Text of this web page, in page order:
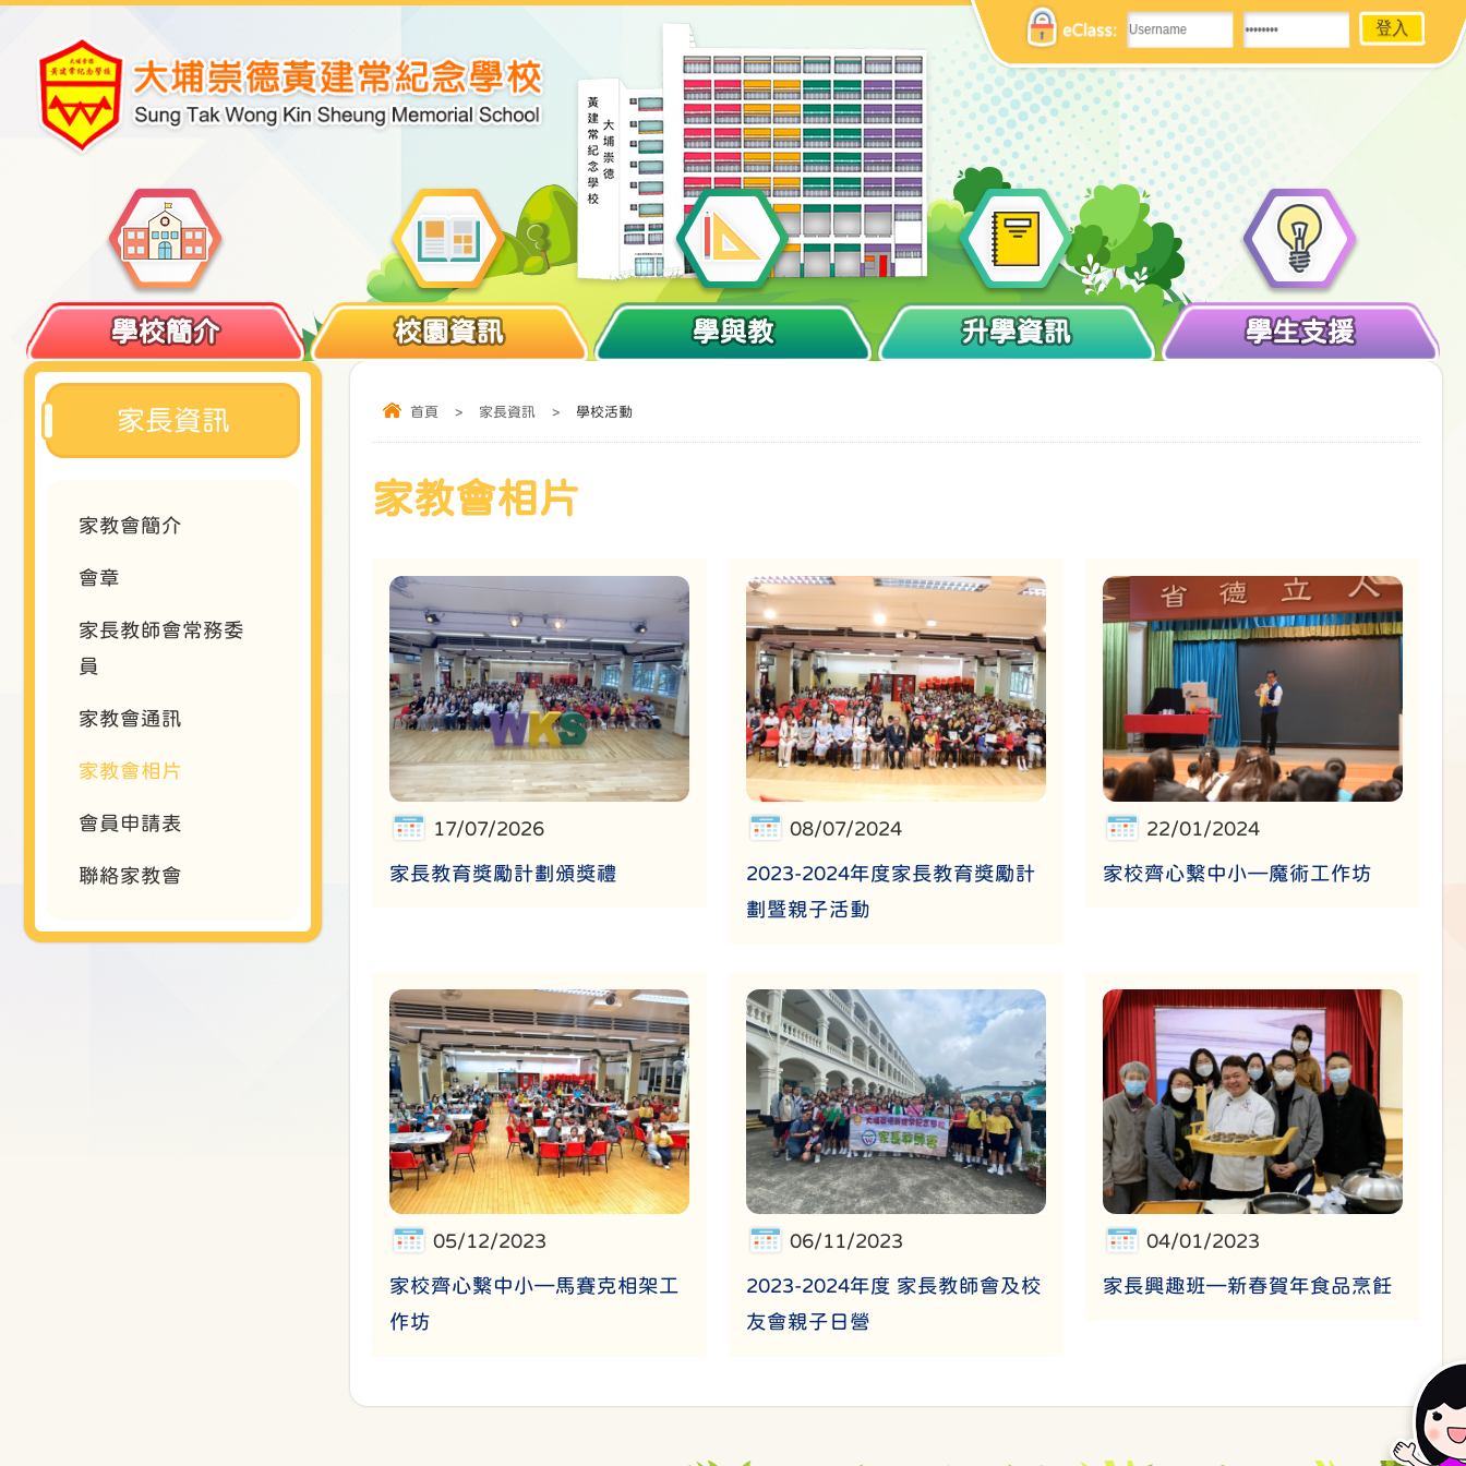
eClass:
學校簡介 校園資訊 學與教 升學資訊 學生支援
首頁 > 家長資訊 > 學校活動
家教會相片
17/07/2026
家長教育獎勵計劃頒獎禮
08/07/2024
2023-2024年度家長教育獎勵計
劃暨親子活動
22/01/2024
家校齊心繫中小—魔術工作坊
05/12/2023
家校齊心繫中小—馬賽克相架工
作坊
06/11/2023
2023-2024年度 家長教師會及校
友會親子日營
04/01/2023
家長興趣班—新春賀年食品烹飪
家長資訊
家教會簡介
會章
家長教師會常務委
員
家教會通訊
家教會相片
會員申請表
聯絡家教會